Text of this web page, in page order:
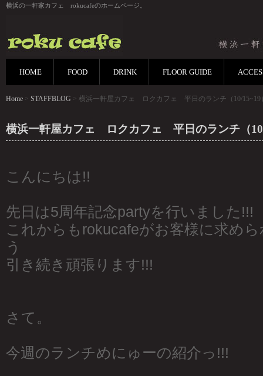
横浜の一軒家カフェ rokucafeのホームページ。
HOME FOOD DRINK FLOOR GUIDE
Home > STAFFBLOG > 横浜一軒屋カフェ ロクカフェ 平日のランチ（10/15~19
横浜一軒屋カフェ ロクカフェ 平日のランチ（
こんにちは!!
先日は5周年記念partyを行いました!!!
これからもrokucafeがお客様に求め
う
引き続き頑張ります!!!
さて。
今週のランチめにゅーの紹介っ!!!